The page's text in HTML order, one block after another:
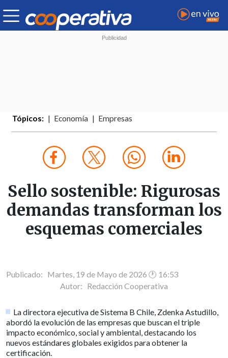
Tópicos: Economía Empresas
Sello sostenible: Rigurosas
demandas transforman los
esquemas comerciales
Publicado: Martes, 19 de Mayo de 2026 🕐 16:53
Autor: Redacción Cooperativa
La directora ejecutiva de Sistema B Chile, Zdenka Astudillo,
abordó la evolución de las empresas que buscan el triple
impacto económico, social y ambiental, destacando los
nuevos estándares globales exigidos para obtener la
certificación.